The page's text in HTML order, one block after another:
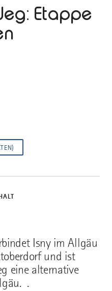
Etappe
Isny im Allgäu
und ist
eine alternative
.